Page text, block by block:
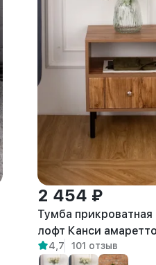
2 454 ₽
Тумба
лофт Канси амаретто
4,7 101 отзыв